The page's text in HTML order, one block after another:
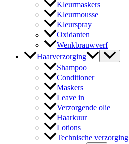
Kleurmaskers
Kleurmousse
Kleurspray
Oxidanten
Wenkbrauwverf
Haarverzorging
Shampoo
Conditioner
Maskers
Leave in
Verzorgende olie
Haarkuur
Lotions
Technische verzorging